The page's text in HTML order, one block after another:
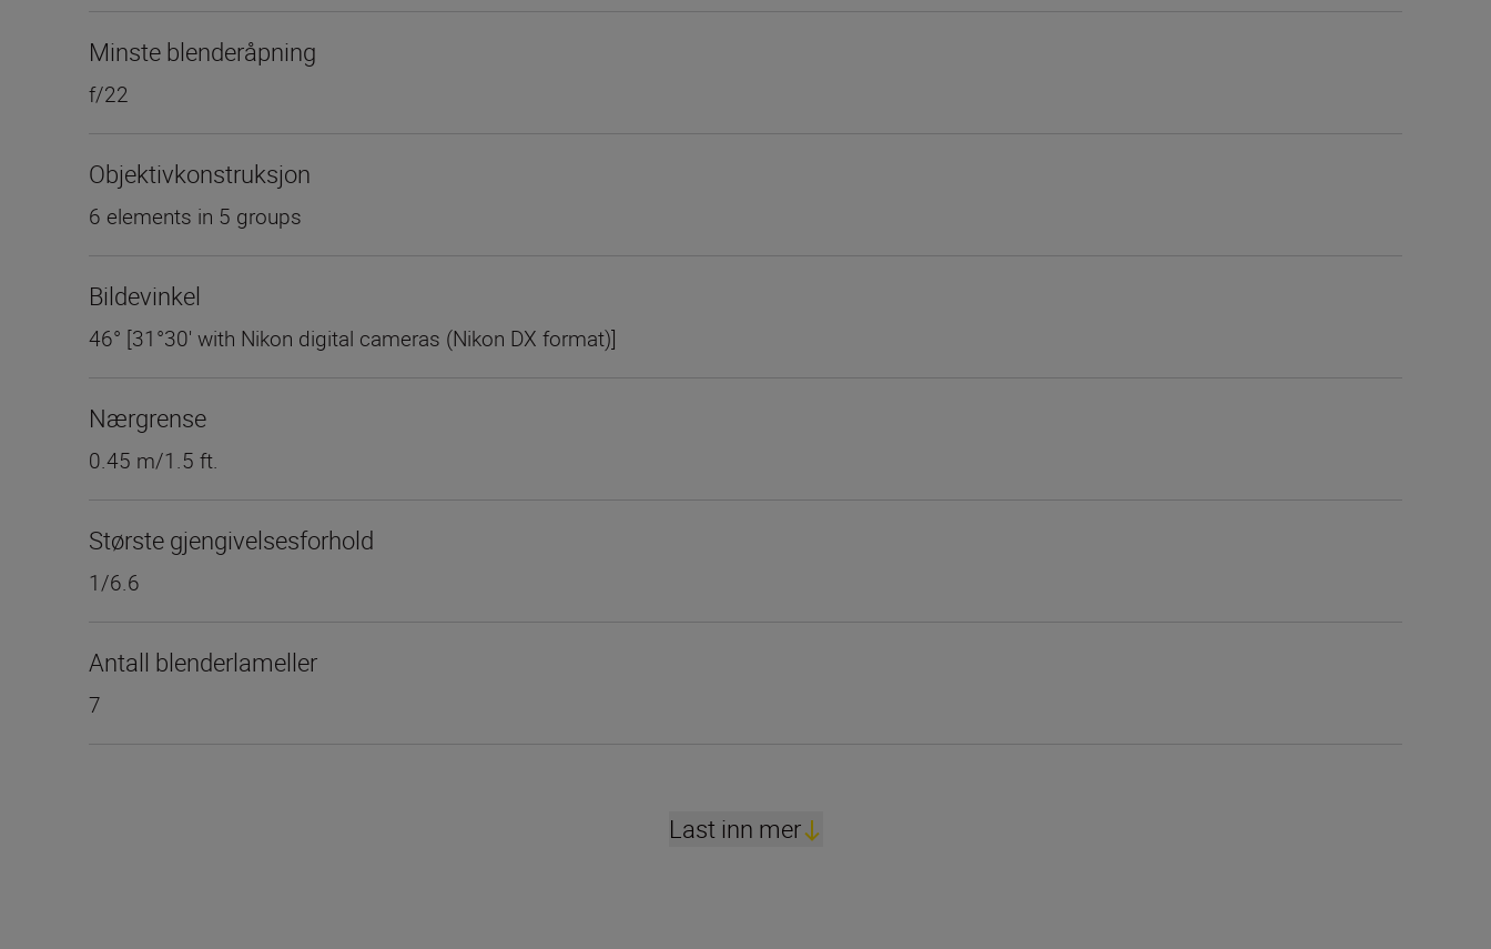
Minste blenderåpning
f/22
Objektivkonstruksjon
6 elements in 5 groups
Bildevinkel
46° [31°30' with Nikon digital cameras (Nikon DX format)]
Nærgrense
0.45 m/1.5 ft.
Største gjengivelsesforhold
1/6.6
Antall blenderlameller
7
Last inn mer